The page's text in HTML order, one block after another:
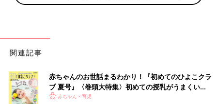
関連記事
赤ちゃんのお世話まるわかり！『初めてのひよこクラ
ブ 夏号』〈巻頭大特集〉初めての授乳がうまくい
く！ おっぱい・ミルクの基本と夏のトラブル 解決テ
赤ちゃん・育児